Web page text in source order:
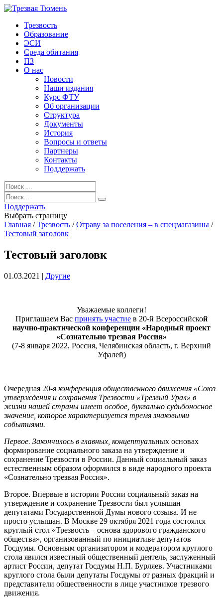
Трезвость
Образование
ЭСИ
Среда обитания
ПЗ
О нас
Новости
Наши издания
Курс ФТУ
Об организации
Структура
Документы
История
Вопросы и ответы
Партнеры
Контакты
Поддержать
Поддержать
Выбрать страницу
Главная /Трезвость /Отраву за поселения – в спецмагазины /
Тестовый заголовк
Тестовый заголовк
01.03.2021 | Другие
Уважаемые коллеги!
Приглашаем Вас принять участие в 20-й Всероссийской
научно-практической конференции «Народный проект
«Сознательно трезвая Россия»
(7-8 января 2022, Россия, Челябинская область, г. Верхний
Уфалей)
Очередная 20-я конференция общественного движения «Союз
утверждения и сохранения Трезвости «Трезвый Урал» в
жизни нашей страны имеет особое, буквально судьбоносное
значение, которое характеризуется тремя знаковыми
событиями.
Первое. Закончилось в главных, концептуальных основах
формирование социального заказа на утверждение и
сохранение Трезвости в России. Данный социальный заказ
естественным образом оформился в виде народного проекта
«Сознательно трезвая Россия».
Второе. Впервые в истории России социальный заказ на
утверждение и сохранение Трезвости был услышан
депутатами Государственной Думы нового созыва. И не
просто услышан. В Москве 29 октября 2021 года состоялся
круглый стол «Трезвость – основа здорового гражданского
общества», организованный по инициативе депутатов
Госдумы. Основным организатором и модератором круглого
стола явился известный общественный деятель, заслуженный
артист России, депутат Госдумы Н.П. Бурляев. Участниками
круглого стола были депутаты Госдумы от разных фракций и
представители общественности в лице участников трезвого
движения.